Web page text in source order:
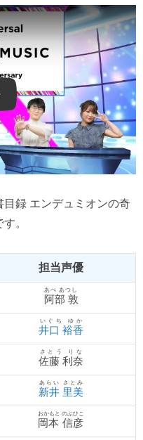
録 エンデュミオンの奇
。
担当声優
阿部 敦
あべ あつし
井口 裕香
いぐち ゆか
佐藤 利奈
さとう りな
新井 里美
あらい さとみ
岡本 信彦
おかもと のぶひこ